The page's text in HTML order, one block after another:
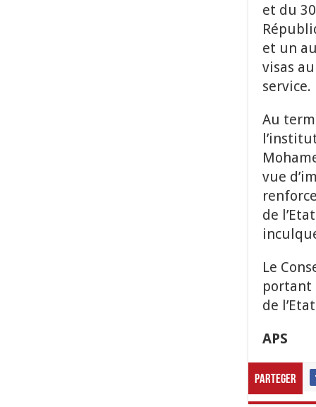
et du
et un
visas
service.
Au
vue
de
Le
portant
de
APS
Parteger